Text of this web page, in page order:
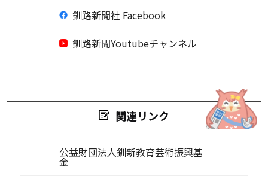
釧路新聞社 Facebook
釧路新聞Youtubeチャンネル
関連リンク
公益財団法人釧新教育芸術振興基
金